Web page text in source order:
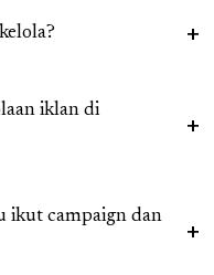
iklan di
ikut campaign dan